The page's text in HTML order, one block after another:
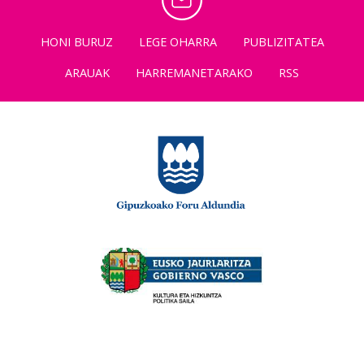
HONI BURUZ LEGE OHARRA
PUBLIZITATEA
ARAUAK
HARREMANETARAKO RSS